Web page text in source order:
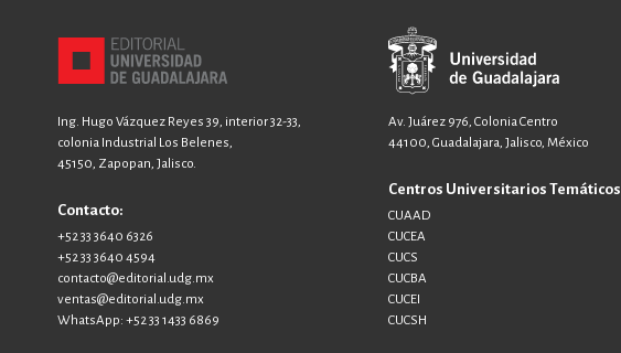
Ing. Hugo Vázquez Reyes 39, interior 32-33,
colonia Industrial Los Belenes,
45150, Zapopan, Jalisco.
Contacto:
+52 33 3640 6326
+52 33 3640 4594
contacto@editorial.udg.mx
ventas@editorial.udg.mx
WhatsApp: +52 33 1433 6869
Av. Juárez 976, Colonia Centro
44100, Guadalajara, Jalisco, México
Centros Universitarios Temáticos
CUAAD
CUCEA
CUCS
CUCBA
CUCEI
CUCSH